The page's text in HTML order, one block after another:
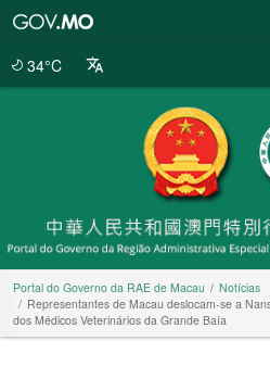
34°C
Portal do Governo da RAE de Macau
Notícias
Representantes de Macau deslocam-se a
dos Médicos Veterinários da Grande Baía